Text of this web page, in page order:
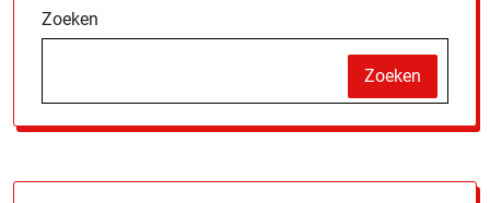
Zoeken
Zoeken